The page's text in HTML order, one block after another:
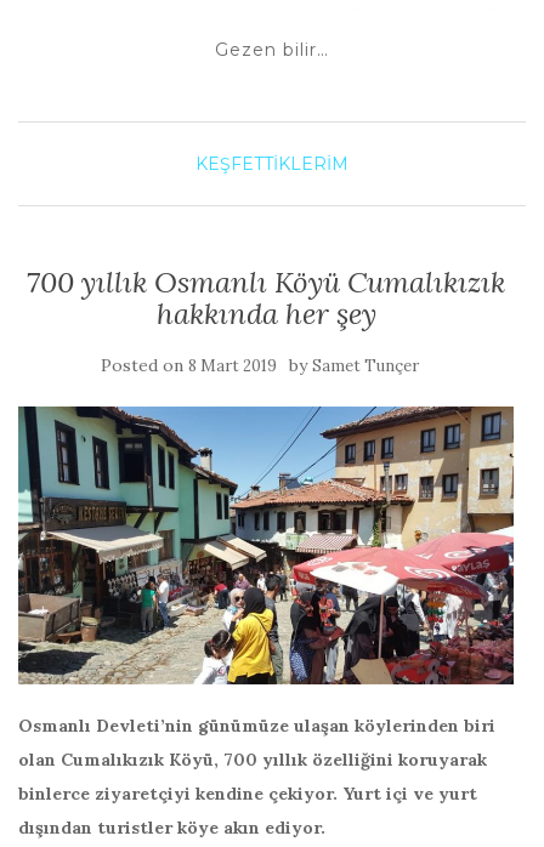
Gezen bilir…
KEŞFETTIKLERIM
700 yıllık Osmanlı Köyü Cumalıkızık
hakkında her şey
Posted on 8 Mart 2019 bySamet Tunçer
Osmanlı Devleti’nin günümüze ulaşan köylerinden biri
olan Cumalıkızık Köyü, 700 yıllık özelliğini koruyarak
binlerce ziyaretçiyi kendine çekiyor. Yurt içi ve yurt
dışından turistler köye akın ediyor.